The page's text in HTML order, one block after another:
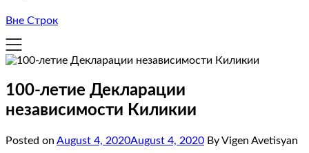
Вне Строк
100-летие Декларации
независимости Киликии
Posted on August 4, 2020August 4, 2020 By Vigen Avetisyan